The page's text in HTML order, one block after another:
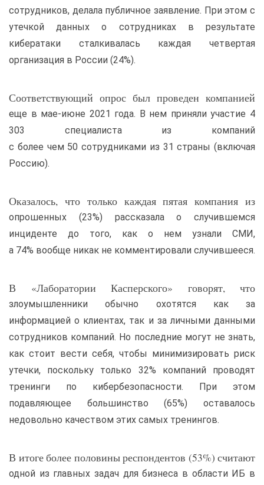
сотрудников, делала публичное заявление. При этом с
утечкой данных о сотрудниках в результате
кибератаки сталкивалась каждая четвертая
организация в России (24%).
Соответствующий опрос был проведен компанией
еще в мае-июне 2021 года. В нем приняли участие 4
303 специалиста из компаний
с более чем 50 сотрудниками из 31 страны (включая
Россию).
Оказалось, что только каждая пятая компания из
опрошенных (23%) рассказала о случившемся
инциденте до того, как о нем узнали СМИ,
а 74% вообще никак не комментировали случившееся.
В «Лаборатории Касперского» говорят, что
злоумышленники обычно охотятся как за
информацией о клиентах, так и за личными данными
сотрудников компаний. Но последние могут не знать,
как стоит вести себя, чтобы минимизировать риск
утечки, поскольку только 32% компаний проводят
тренинги по кибербезопасности. При этом
подавляющее большинство (65%) оставалось
недовольно качеством этих самых тренингов.
В итоге более половины респондентов (53%) считают
одной из главных задач для бизнеса в области ИБ в